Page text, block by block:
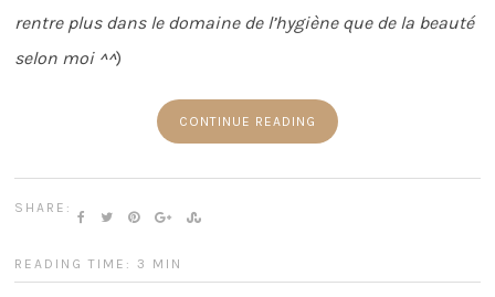
rentre plus dans le domaine de l’hygiène que de la beauté
selon moi ^^)
CONTINUE READING
SHARE:
READING TIME: 3 MIN